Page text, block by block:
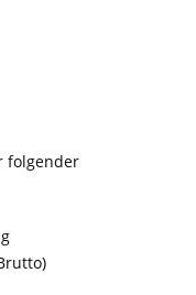
folgender